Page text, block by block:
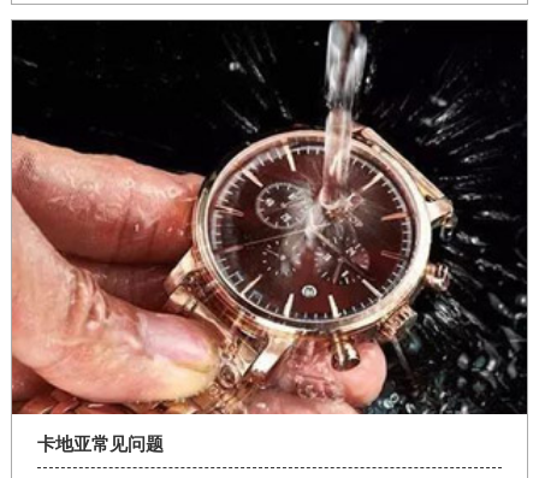
卡地亚常见问题